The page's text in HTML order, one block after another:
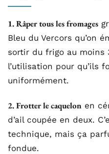
1. Râper tous les fromages
Bleu du Vercors qu’on
sortir du frigo au moins
l’utilisation pour qu’ils
uniformément.
2. Frotter le caquelon en
d’ail coupée en deux.
technique, mais ça
fondue.